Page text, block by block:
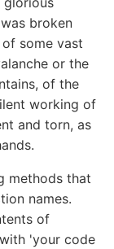
broken
some vast
or the
of the
working of
and torn, as
methods that
names.
of
'your code